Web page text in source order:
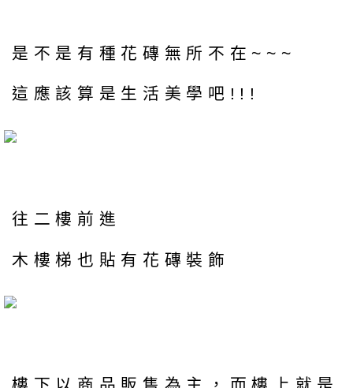
是不是有種花磚無所不在~~~
這應該算是生活美學吧!!!
往二樓前進
木樓梯也貼有花磚裝飾